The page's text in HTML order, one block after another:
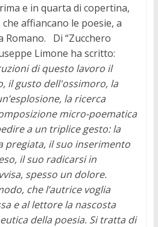
e in quarta di copertina,
affiancano le poesie, a
Romano. Di “Zucchero
Limone ha scritto:
di questo lavoro il
il gusto dell'ossimoro, la
la ricerca
micro-poematica
a un triplice gesto: la
pregiata, il suo inserimento
il suo radicarsi in
spesso un dolore.
che l’autrice voglia
e al lettore la nascosta
della poesia. Si tratta di